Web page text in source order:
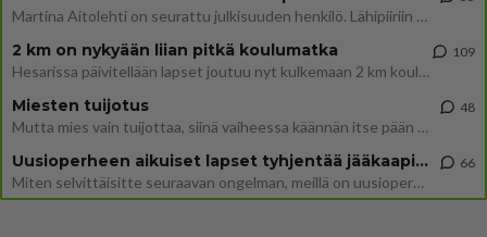
Martina Aitolehti on seurattu julkisuuden henkilö. Lähipiiriin mahtuu muitakin tunnettuja henkilöitä. Tiesitkö, että Ma
2 km on nykyään liian pitkä koulumatka
Hesarissa päivitellään lapset joutuu nyt kulkemaan 2 km kouluun jösses. Ruostefillarilla tuo matka menee vaikka miten äk
109
Miesten tuijotus
Mutta mies vain tuijottaa, siinä vaiheessa käännän itse pään pois. Mikä juttu? Yleensä jos joku tuijottaa tai katsoo, hä
48
Uusioperheen aikuiset lapset tyhjentää jääkaapin käydessään
Miten selvittäisitte seuraavan ongelman, meillä on uusioperhe, minulla teini-ikäiset lapset ja puolisolla aikuiset, jotk
66